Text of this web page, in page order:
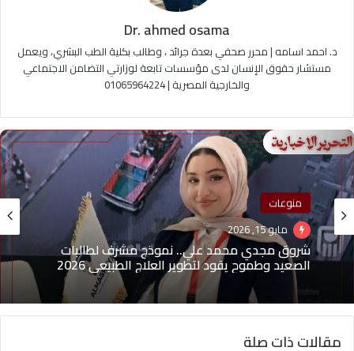
Dr. ahmed osama
د. احمد اسامه | محرر صحفي بعدة جرائد ، وطالب بكلية الطب البشري، ويعمل
مستشار حقوق الإنسان لدى مؤسسات تابعة لوزارتي التضامن الاجتماعي
والخارجية المصرية | 01065964224
منوعات
مايو 15, 2026
شروق مجدي محمد علي.. نموذج مشرف لطالبات
الصعيد وطموح يقود لتطوير العلاج الطبيعي 2026
مقالات ذات صلة